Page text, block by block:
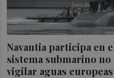
Navantia participa en
sistema submarino
vigilar aguas europeas